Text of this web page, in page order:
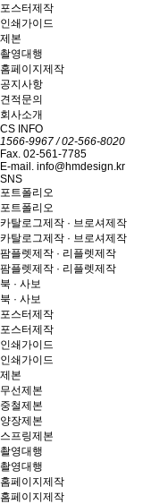
포스터제작
인쇄가이드
제본
촬영대행
홈페이지제작
공지사항
견적문의
회사소개
CS INFO
1566-9967 / 02-566-8020
Fax. 02-561-7785
E-mail. info@hmdesign.kr
SNS
포트폴리오
포트폴리오
카탈로그제작 · 브로셔제작
카탈로그제작 · 브로셔제작
팜플렛제작 · 리플렛제작
팜플렛제작 · 리플렛제작
북 · 사보
북 · 사보
포스터제작
포스터제작
인쇄가이드
인쇄가이드
제본
무선제본
중철제본
양장제본
스프링제본
촬영대행
촬영대행
홈페이지제작
홈페이지제작